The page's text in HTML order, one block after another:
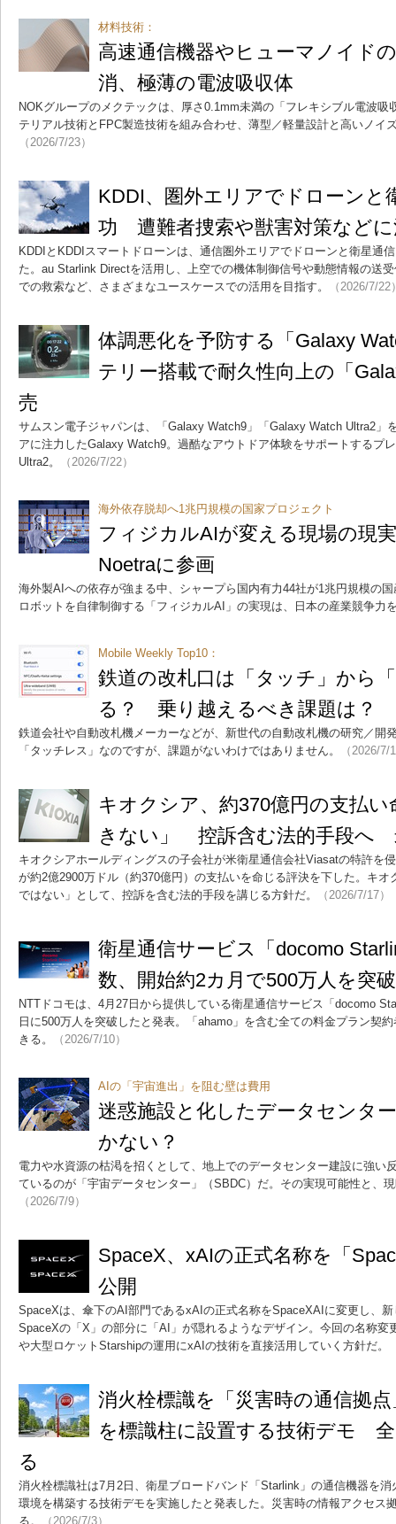
材料技術：
高速通信機器やヒューマノイド
消、極薄の電波吸収体
NOKグループのメクテックは、厚さ0.1mm未満の「フレキシブル電波吸
テリアル技術とFPC製造技術を組み合わせ、薄型／軽量設計と高いノイ
（2026/7/23）
KDDI、圏外エリアでドローンと
功 遭難者捜索や獣害対策などに
KDDIとKDDIスマートドローンは、通信圏外エリアでドローンと衛星通
た。au Starlink Directを活用し、上空での機体制御信号や動態情報の送
での救索など、さまざまなユースケースでの活用を目指す。
（2026/7/22
体調悪化を予防する「Galaxy
テリー搭載で耐久性向上の「
売
サムスン電子ジャパンは、「Galaxy Watch9」「Galaxy Watch Ultra2」
アに注力したGalaxy Watch9。過酷なアウトドア体験をサポートするプ
Ultra2。
（2026/7/22）
海外依存脱却へ1兆円規模の国家プロジェクト
フィジカルAIが変える現場の現
Noetraに参画
海外製AIへの依存が強まる中、シャープら国内有力44社が1兆円規模の
ロボットを自律制御する「フィジカルAI」の実現は、日本の産業競争力
Mobile Weekly Top10：
鉄道の改札口は「タッチ」から
る？ 乗り越えるべき課題は？
鉄道会社や自動改札機メーカーなどが、新世代の自動改札機の研究／開
「タッチレス」なのですが、課題がないわけではありません。
（2026/7/
キオクシア、約370億円の支払
きない」 控訴含む法的手段へ
キオクシアホールディングスの子会社が米衛星通信会社Viasatの特許を
が約2億2900万ドル（約370億円）の支払いを命じる評決を下した。キ
ではない」として、控訴を含む法的手段を講じる方針だ。
（2026/7/17）
衛星通信サービス「docomo
数、開始約2カ月で500万人を突破
NTTドコモは、4月27日から提供している衛星通信サービス「docomo
日に500万人を突破したと発表。「ahamo」を含む全ての料金プラン契
きる。
（2026/7/10）
AIの「宇宙進出」を阻む壁は費用
迷惑施設と化したデータセンタ
かない？
電力や水資源の枯渇を招くとして、地上でのデータセンター建設に強い
ているのが「宇宙データセンター」（SBDC）だ。その実現可能性と、
（2026/7/9）
SpaceX、xAIの正式名称を「
公開
SpaceXは、傘下のAI部門であるxAIの正式名称をSpaceXAIに変更し、
SpaceXの「X」の部分に「AI」が隠れるようなデザイン。今回の名称変
や大型ロケットStarshipの運用にxAIの技術を直接活用していく方針だ。
消火栓標識を「災害時の通信拠
を標識柱に設置する技術デモ
る
消火栓標識社は7月2日、衛星ブロードバンド「Starlink」の通信機器を
環境を構築する技術デモを実施したと発表した。災害時の情報アクセス
る。
（2026/7/3）